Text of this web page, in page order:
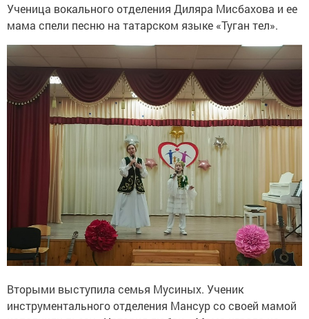
Ученица вокального отделения Диляра Мисбахова и ее
мама спели песню на татарском языке «Туган тел».
Вторыми выступила семья Мусиных. Ученик
инструментального отделения Мансур со своей мамой